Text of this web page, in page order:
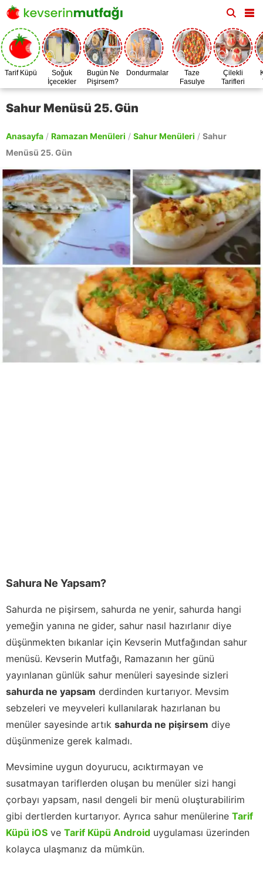
Tarif Küpü
Soğuk
İçecekler
Bugün Ne
Pişirsem?
Dondurmalar
Taze
Fasulye
Zamanı
Çilekli
Tarifleri
Sahur Menüsü 25. Gün
Anasayfa / Ramazan Menüleri / Sahur Menüleri / Sahur
Menüsü 25. Gün
Sahura Ne Yapsam?
Sahurda ne pişirsem, sahurda ne yenir, sahurda hangi
yemeğin yanına ne gider, sahur nasıl hazırlanır diye
düşünmekten bıkanlar için Kevserin Mutfağından sahur
menüsü. Kevserin Mutfağı, Ramazanın her günü
yayınlanan günlük sahur menüleri sayesinde sizleri
sahurda ne yapsam derdinden kurtarıyor. Mevsim
sebzeleri ve meyveleri kullanılarak hazırlanan bu
menüler sayesinde artık sahurda ne pişirsem diye
düşünmenize gerek kalmadı.
Mevsimine uygun doyurucu, acıktırmayan ve
susatmayan tariflerden oluşan bu menüler sizi hangi
çorbayı yapsam, nasıl dengeli bir menü oluşturabilirim
gibi dertlerden kurtarıyor. Ayrıca sahur menülerine Tarif
Küpü iOS ve Tarif Küpü Android uygulaması üzerinden
kolayca ulaşmanız da mümkün.